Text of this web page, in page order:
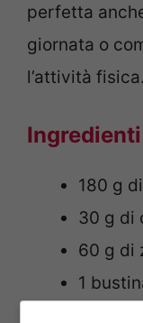
perfetta
giornata o
l’attività fisica.
180 g
30 g di
60 g di
1